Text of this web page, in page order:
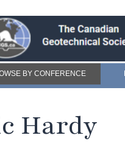
BY CONFERENCE
Hardy